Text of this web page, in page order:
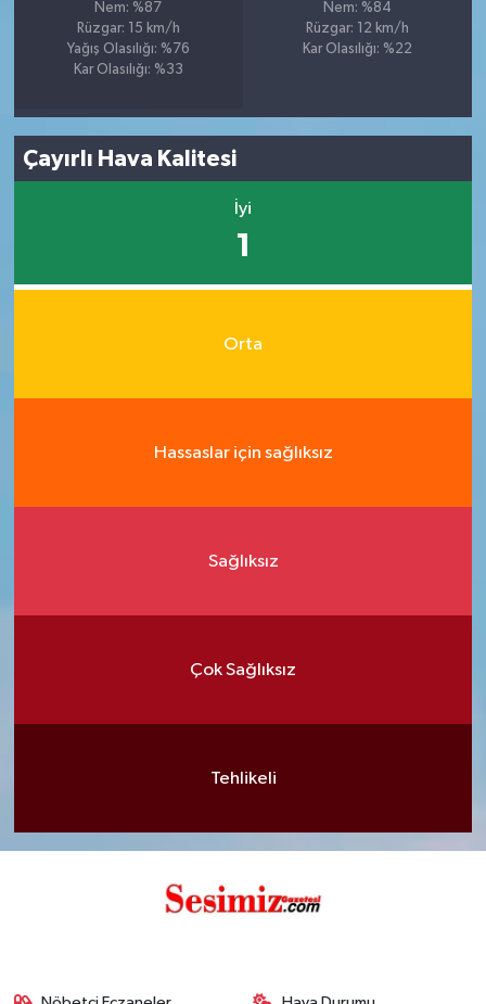
Nem: %87
Rüzgar: 15 km/h
Yağış Olasılığı: %76
Kar Olasılığı: %33
Nem: %84
Rüzgar: 12 km/h
Kar Olasılığı: %22
Çayırlı Hava Kalitesi
İyi
1
Orta
Hassaslar için sağlıksız
Sağlıksız
Çok Sağlıksız
Tehlikeli